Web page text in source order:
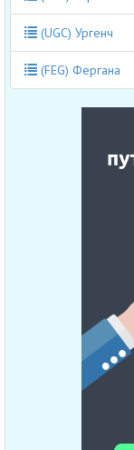
(UGC) Ургенч
(FEG) Фергана